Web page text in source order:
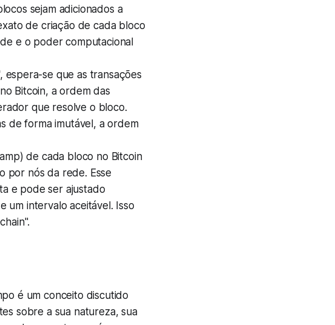
sejam adicionados a
de criação de cada bloco
e o poder computacional
espera-se que as transações
Bitcoin, a ordem das
que resolve o bloco.
de forma imutável, a ordem
de cada bloco no Bitcoin
por nós da rede. Esse
e pode ser ajustado
um intervalo aceitável. Isso
é um conceito discutido
sobre a sua natureza, sua